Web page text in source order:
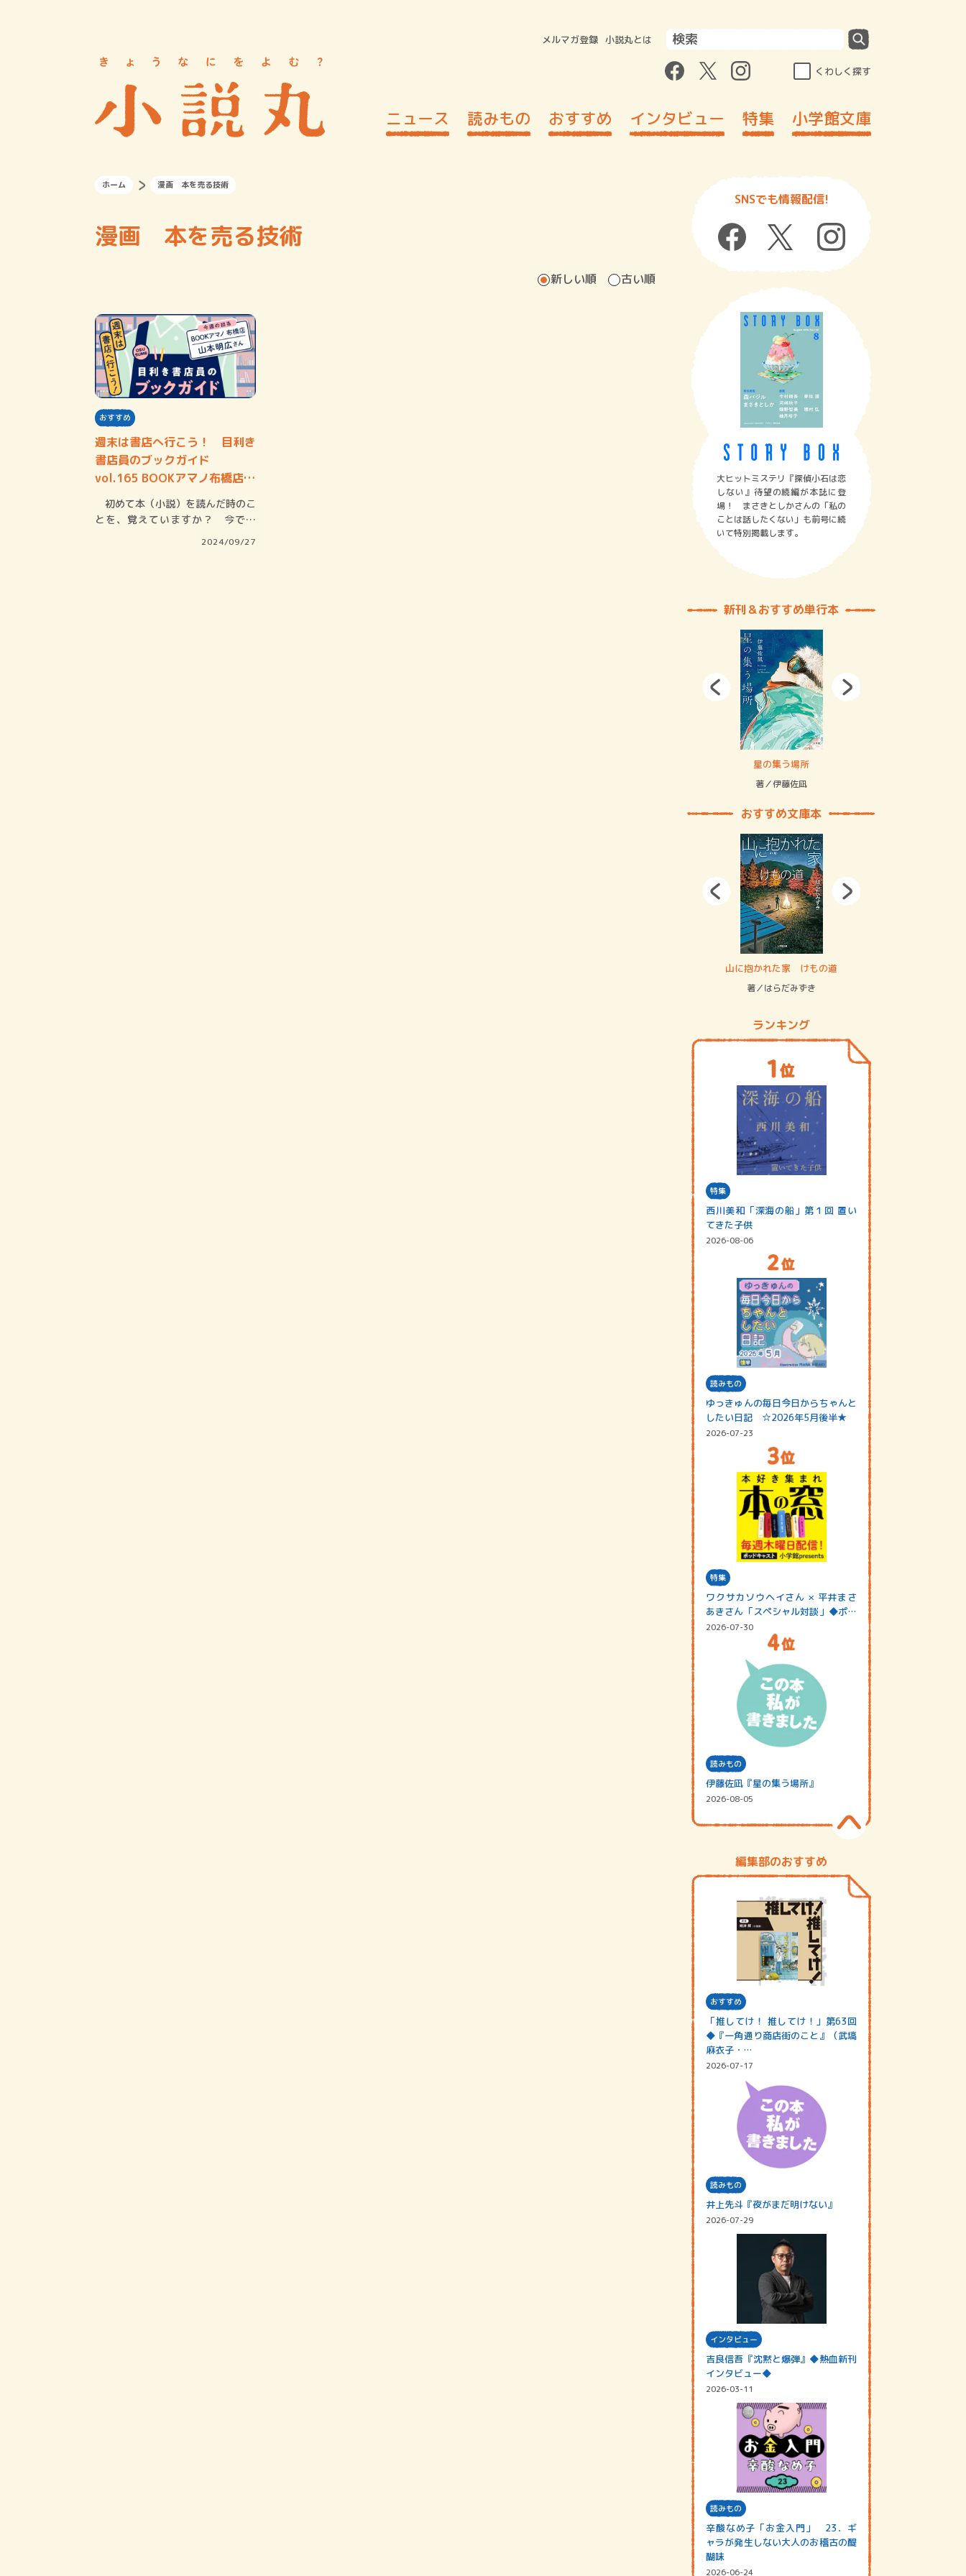
メルマガ登録 小説丸とは
くわしく探す
ニュース 読みもの おすすめ インタビュー 特集 小学館文庫
ホーム 漫画 本を売る技術
漫画 本を売る技術
新しい順 古い順
おすすめ
週末は書店へ行こう！ 目利き
書店員のブックガイド
vol.165 BOOKアマノ布橋店
山本明広さ…
初めて本（小説）を読んだ時のこ
とを、覚えていますか？ 今でこ
2024/09/27
SNSでも情報配信!
大ヒットミステリ『探偵小石は恋
しない』待望の続編が本誌に登
場！ まさきとしかさんの「私の
ことは話したくない」も前号に続
いて特別掲載します。
新刊＆おすすめ単行本
星の集う場所
著／伊藤佐凪
おすすめ文庫本
山に抱かれた家 けもの道
著／はらだみずき
ランキング
特集
西川美和「深海の船」第１回 置い
てきた子供
2026-08-06
読みもの
ゆっきゅんの毎日今日からちゃんと
したい日記 ☆2026年5月後半★
2026-07-23
特集
ワクサカソウヘイさん × 平井まさ
あきさん「スペシャル対談」◆ポッ
ドキャスト…
2026-07-30
読みもの
伊藤佐凪『星の集う場所』
2026-08-05
編集部のおすすめ
おすすめ
「推してけ！ 推してけ！」第63回
◆『一角通り商店街のこと』（武塙
麻衣子・…
2026-07-17
読みもの
井上先斗『夜がまだ明けない』
2026-07-29
インタビュー
吉良信吾『沈黙と爆弾』◆熱血新刊
インタビュー◆
2026-03-11
読みもの
辛酸なめ子「お金入門」 23．ギ
ャラが発生しない大人のお稽古の醍
醐味
2026-06-24